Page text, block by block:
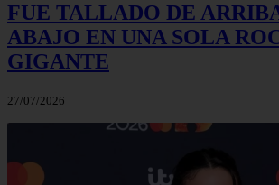
FUE TALLADO DE
ABAJO EN UNA SOLA
GIGANTE
27/07/2026